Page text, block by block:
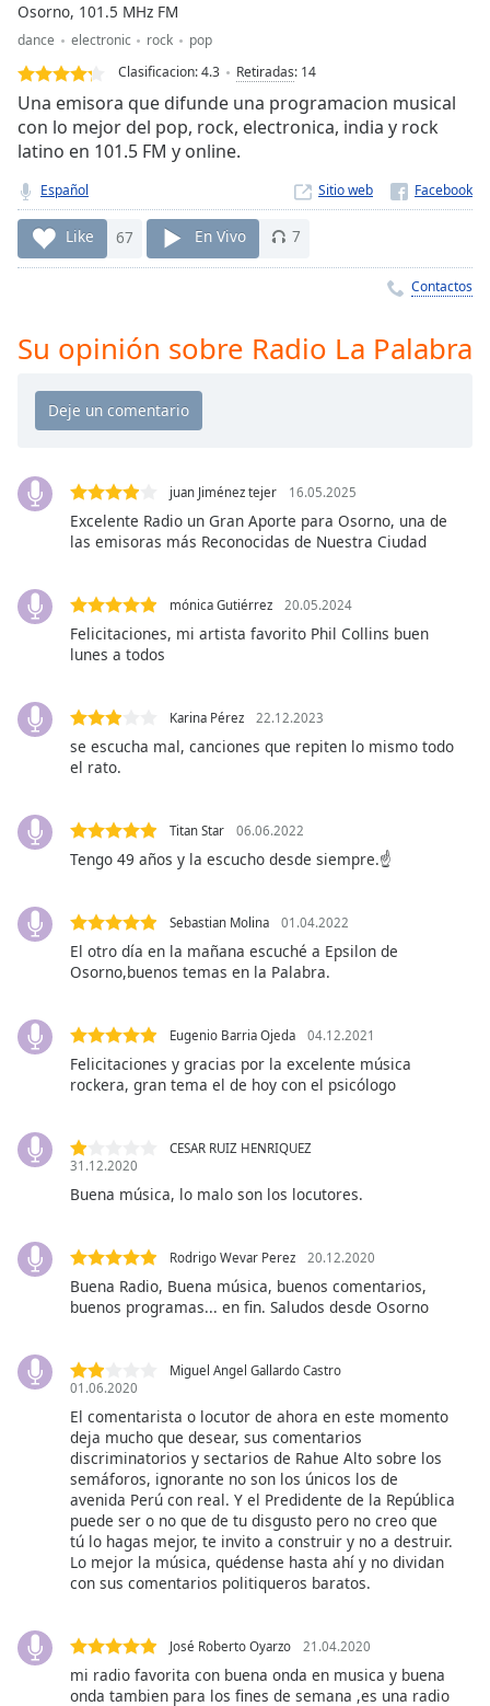
Duration
Loaded :
0.00%
Stream
TypeLIVE
Seek to
currently
behind
liveLIVE
Remaining
Time-
Playback
Chapters
Descriptions
descriptions
selected
settings
opens
subtitles
settings
subtitles
off
selected
Audio
Track
Fullscreen
This
window.
Beginning
dialog
window.
and
close
Text
Background
Osorno, 101.5 MHz FM
dance electronic rock
pop
Clasificacion:4.3 Retiradas: 14
Una emisora que difunde una programacion musical
con lo mejor del pop, rock, electronica, india y rock
latino en 101.5 FM y online.
Español Sitio web
Like 67 En Vivo 7
Contactos
Su opinión sobre Radio La Palabra
juan Jiménez tejer 16.05.2025
Excelente Radio un Gran Aporte para Osorno, una de
las emisoras más Reconocidas de Nuestra Ciudad
mónica Gutiérrez 20.05.2024
Felicitaciones, mi artista favorito Phil Collins buen
lunes a todos
Karina Pérez 22.12.2023
se escucha mal, canciones que repiten lo mismo todo
el rato.
Titan Star 06.06.2022
Tengo 49 años y la escucho desde siempre.☝️
Sebastian Molina 01.04.2022
El otro día en la mañana escuché a Epsilon de
Osorno,buenos temas en la Palabra.
Eugenio Barria Ojeda 04.12.2021
Felicitaciones y gracias por la excelente música
rockera, gran tema el de hoy con el psicólogo
CESAR RUIZ HENRIQUEZ
31.12.2020
Buena música, lo malo son los locutores.
Rodrigo Wevar Perez 20.12.2020
Buena Radio, Buena música, buenos comentarios,
buenos programas... en fin. Saludos desde Osorno
Miguel Angel Gallardo Castro
01.06.2020
El comentarista o locutor de ahora en este momento
deja mucho que desear, sus comentarios
discriminatorios y sectarios de Rahue Alto sobre los
semáforos, ignorante no son los únicos los de
avenida Perú con real. Y el Predidente de la República
puede ser o no que de tu disgusto pero no creo que
tú lo hagas mejor, te invito a construir y no a destruir.
Lo mejor la música, quédense hasta ahí y no dividan
con sus comentarios politiqueros baratos.
José Roberto Oyarzo 21.04.2020
mi radio favorita con buena onda en musica y buena
onda tambien para los fines de semana ,es una radio